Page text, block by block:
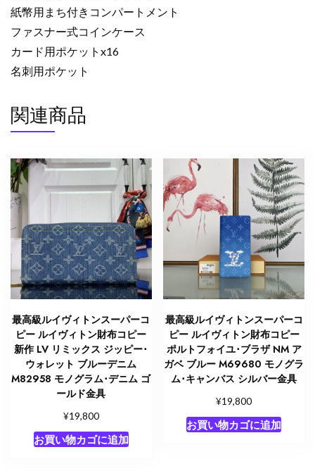
ス
シ
ル
バ
ー
具
個
紙幣用まち付きコンパートメント
ファスナー式コインケース
カード用ポケットx16
名刺用ポケット
関連商品
最高級ルイヴィトンスーパーコ
ピー ルイヴィトン財布コピー
新作 LV リミックス ジッピー･
ウォレット ブルーデニム
M82958 モノグラム･デニム ゴ
ールド金具
¥19,800
お買い物カゴに追加
最高級ルイヴィトンスーパーコ
ピー ルイヴィトン財布コピー
ポルトフォイユ･ブラザ NM ア
ガベ ブルー M69680 モノグラ
ム･キャンバス シルバー金具
¥19,800
お買い物カゴに追加